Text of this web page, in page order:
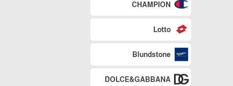
CHAMPION
Lotto
Blundstone
DOLCE&GABBANA